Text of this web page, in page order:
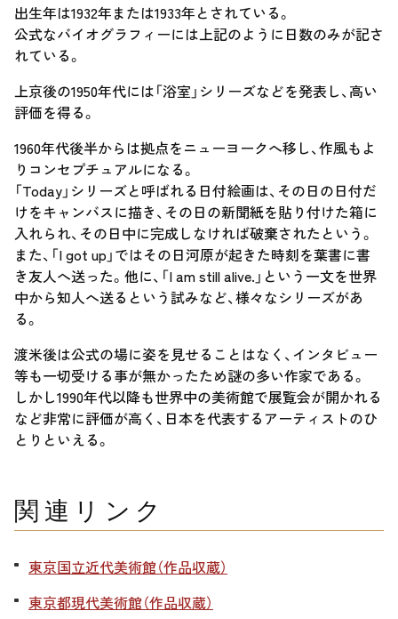
出生年は1932年または1933年とされている。
公式なバイオグラフィーには上記のように日数のみが記さ
れている。
上京後の1950年代には「浴室」シリーズなどを発表し、高い
評価を得る。
1960年代後半からは拠点をニューヨークへ移し、作風もよ
りコンセプチュアルになる。
「Today」シリーズと呼ばれる日付絵画は、その日の日付だ
けをキャンバスに描き、その日の新聞紙を貼り付けた箱に
入れられ、その日中に完成しなければ破棄されたという。
また、「I got up」ではその日河原が起きた時刻を葉書に書
き友人へ送った。他に、「I am still alive.」という一文を世界
中から知人へ送るという試みなど、様々なシリーズがあ
る。
渡米後は公式の場に姿を見せることはなく、インタビュー
等も一切受ける事が無かったため謎の多い作家である。
しかし1990年代以降も世界中の美術館で展覧会が開かれる
など非常に評価が高く、日本を代表するアーティストのひ
とりといえる。
関連リンク
東京国立近代美術館（作品収蔵）
東京都現代美術館（作品収蔵）